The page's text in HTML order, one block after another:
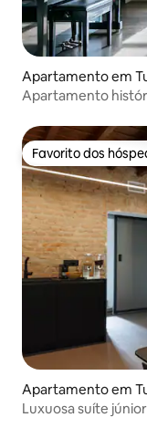
Apartamento em
Apartamento
Favorito dos
Favorito dos
Apartamento em
Luxuosa suíte